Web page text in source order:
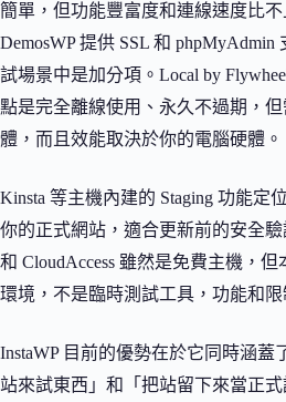
簡單，但功能豐富度和連線速度比不
DemosWP 提供 SSL 和 phpMyAdmin
試場景中是加分項。Local by
點是完全離線使用、永久不過期，
體，而且效能取決於你的電腦硬體。
Kinsta 等主機內建的 Staging 功能定
你的正式網站，適合更新前的安全驗
和 CloudAccess 雖然是免費主機，
環境，不是臨時測試工具，功能和限
InstaWP 目前的優勢在於它同時涵蓋
站來試東西」和「把站留下來當正